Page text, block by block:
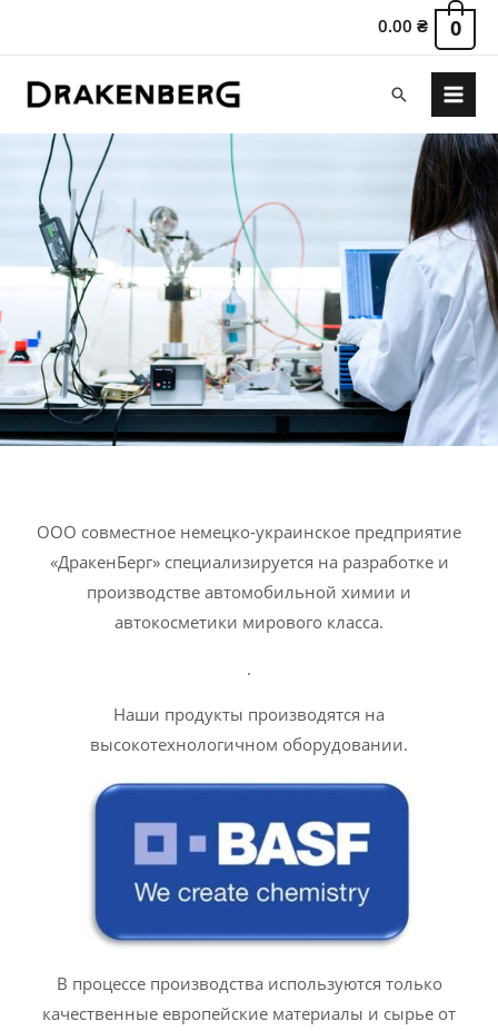
0.00₴ 0
ООО совместное немецко-украинское предприятие
«ДракенБерг» специализируется на разработке и
производстве автомобильной химии и
автокосметики мирового класса.
.
Наши продукты производятся на
высокотехнологичном оборудовании.
В процессе производства используются только
качественные европейские материалы и сырье от